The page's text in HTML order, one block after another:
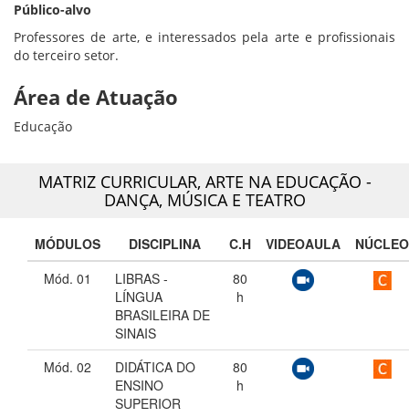
Público-alvo
Professores de arte, e interessados pela arte e profissionais
do terceiro setor.
Área de Atuação
Educação
MATRIZ CURRICULAR, ARTE NA EDUCAÇÃO -
DANÇA, MÚSICA E TEATRO
MÓDULOS DISCIPLINA C.H VIDEOAULA
NÚCLEO
Mód. 01
LIBRAS -
LÍNGUA
BRASILEIRA DE
SINAIS
80
h
Mód. 02
DIDÁTICA DO
ENSINO
SUPERIOR
80
h